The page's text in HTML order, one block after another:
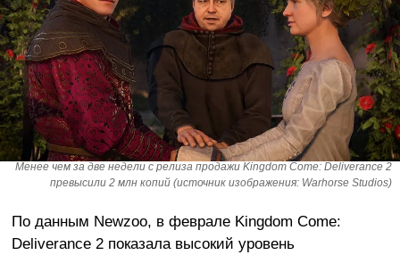
Менее чем за две недели с релиза продажи Kingdom Come: Deliverance 2
превысили 2 млн копий (источник изображения: Warhorse Studios)
По данным Newzoo, в феврале Kingdom Come:
Deliverance 2 показала высокий уровень